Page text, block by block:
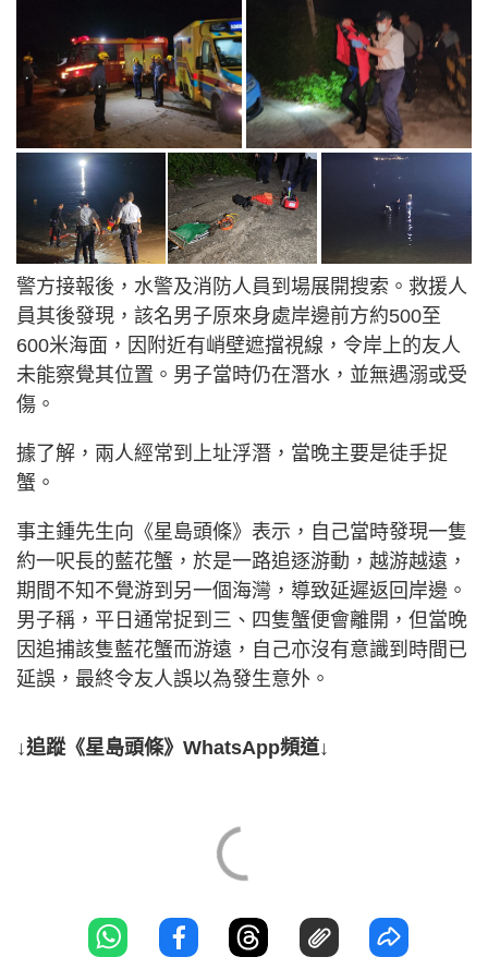
警方接報後，水警及消防人員到場展開搜索。救援人
員其後發現，該名男子原來身處岸邊前方約500至
600米海面，因附近有峭壁遮擋視線，令岸上的友人
未能察覺其位置。男子當時仍在潛水，並無遇溺或受
傷。
據了解，兩人經常到上址浮潛，當晚主要是徒手捉
蟹。
事主鍾先生向《星島頭條》表示，自己當時發現一隻
約一呎長的藍花蟹，於是一路追逐游動，越游越遠，
期間不知不覺游到另一個海灣，導致延遲返回岸邊。
男子稱，平日通常捉到三、四隻蟹便會離開，但當晚
因追捕該隻藍花蟹而游遠，自己亦沒有意識到時間已
延誤，最終令友人誤以為發生意外。
↓追蹤《星島頭條》WhatsApp頻道↓